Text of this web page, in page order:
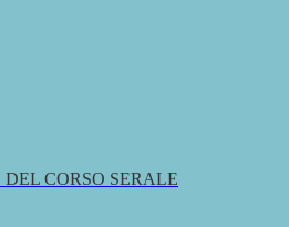
CORSO SERALE